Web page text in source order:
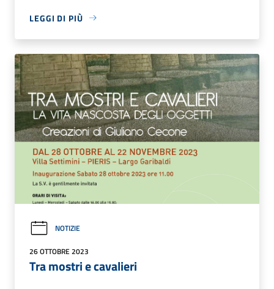
LEGGI DI PIÙ
NOTIZIE
26 OTTOBRE 2023
Tra mostri e cavalieri